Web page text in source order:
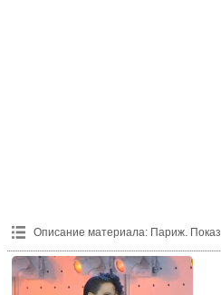
Описание материала: Париж.